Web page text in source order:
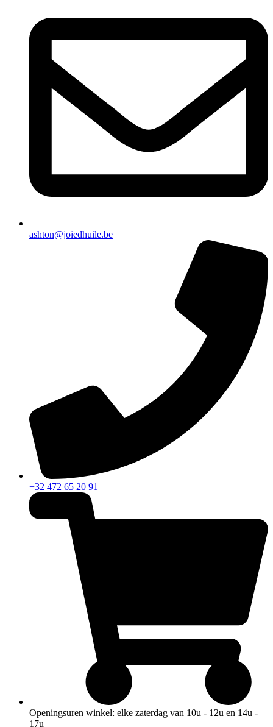
ashton@joiedhuile.be
+32 472 65 20 91
Openingsuren winkel: elke zaterdag van 10u - 12u en 14u -
17u